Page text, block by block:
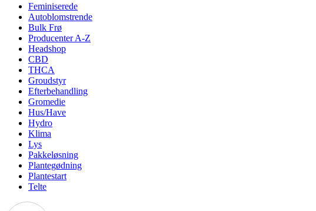
Feminiserede
Autoblomstrende
Bulk Frø
Producenter A-Z
Headshop
CBD
THCA
Groudstyr
Efterbehandling
Gromedie
Hus/Have
Hydro
Klima
Lys
Pakkeløsning
Plantegødning
Plantestart
Telte